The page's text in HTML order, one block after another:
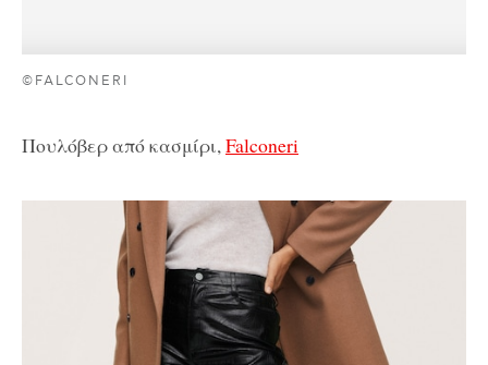
©FALCONERI
Πουλόβερ από κασμίρι,Falconeri